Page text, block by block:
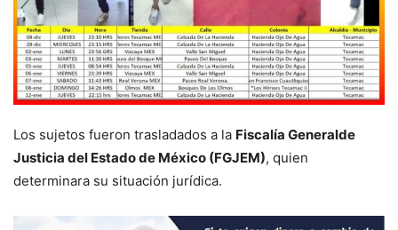
Los sujetos fueron trasladados a la Fiscalía Generalde
Justicia del Estado de México (FGJEM), quien
determinara su situación jurídica.